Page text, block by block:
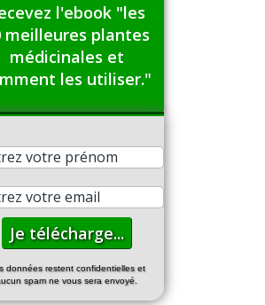
l'ebook "les
meilleures plantes
médicinales et
les utiliser."
données restent confidentielles et
spam ne vous sera envoyé.